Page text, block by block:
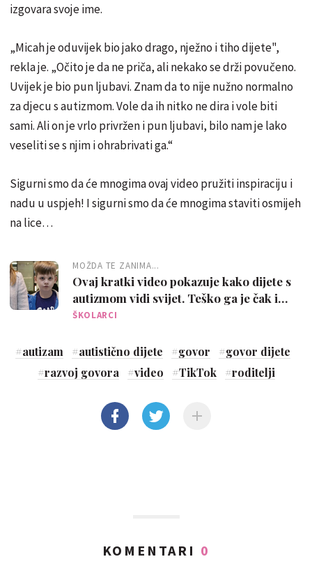
izgovara svoje ime.
„Micah je oduvijek bio jako drago, nježno i tiho dijete",
rekla je. „Očito je da ne priča, ali nekako se drži povučeno.
Uvijek je bio pun ljubavi. Znam da to nije nužno normalno
za djecu s autizmom. Vole da ih nitko ne dira i vole biti
sami. Ali on je vrlo privržen i pun ljubavi, bilo nam je lako
veseliti se s njim i ohrabrivati ga.“
Sigurni smo da će mnogima ovaj video pružiti inspiraciju i
nadu u uspjeh! I sigurni smo da će mnogima staviti osmijeh
na lice…
MOŽDA TE ZANIMA...
Ovaj kratki video pokazuje kako dijete s
autizmom vidi svijet. Teško ga je čak i
pogledati…
ŠKOLARCI
#autizam #autistično dijete #govor #govor dijete
#razvoj govora #video #TikTok #roditelji
KOMENTARI 0